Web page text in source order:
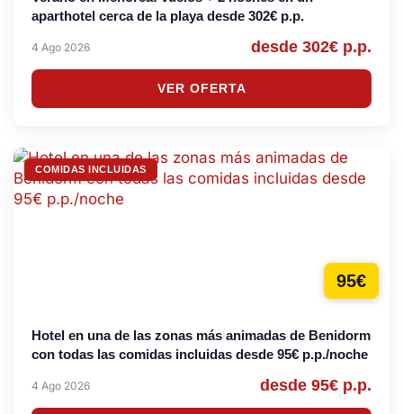
aparthotel cerca de la playa desde 302€ p.p.
4 Ago 2026 desde 302€ p.p.
VER OFERTA
COMIDAS INCLUIDAS
95€
Hotel en una de las zonas más animadas de Benidorm
con todas las comidas incluidas desde 95€ p.p./noche
4 Ago 2026 desde 95€ p.p.